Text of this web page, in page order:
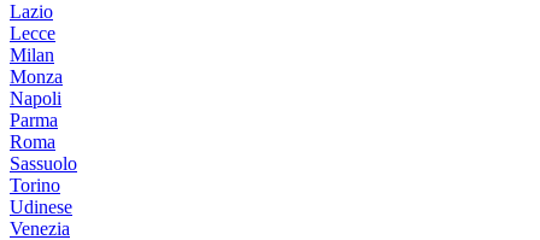
Lazio
Lecce
Milan
Monza
Napoli
Parma
Roma
Sassuolo
Torino
Udinese
Venezia